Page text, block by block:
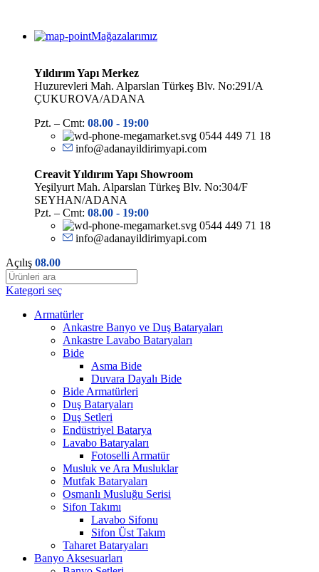
Mağazalarımız
Yıldırım Yapı Merkez
Huzurevleri Mah. Alparslan Türkeş Blv. No:291/A
ÇUKUROVA/ADANA
Pzt. – Cmt: 08.00 - 19:00
0544 449 71 18
info@adanayildirimyapi.com
Creavit Yıldırım Yapı Showroom
Yeşilyurt Mah. Alparslan Türkeş Blv. No:304/F
SEYHAN/ADANA
Pzt. – Cmt: 08.00 - 19:00
0544 449 71 18
info@adanayildirimyapi.com
Açılış 08.00
Kategori seç
Armatürler
Ankastre Banyo ve Duş Bataryaları
Ankastre Lavabo Bataryaları
Bide
Asma Bide
Duvara Dayalı Bide
Bide Armatürleri
Duş Bataryaları
Duş Setleri
Endüstriyel Batarya
Lavabo Bataryaları
Fotoselli Armatür
Musluk ve Ara Musluklar
Mutfak Bataryaları
Osmanlı Musluğu Serisi
Sifon Takımı
Lavabo Sifonu
Sifon Üst Takım
Taharet Bataryaları
Banyo Aksesuarları